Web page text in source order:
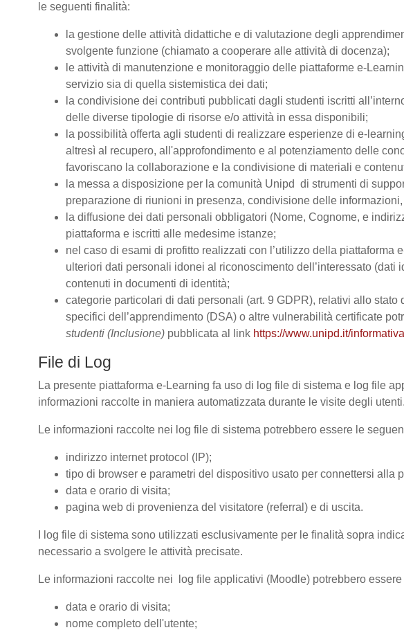
le seguenti finalità:
la gestione delle attività didattiche e di valutazione degli
svolgente funzione (chiamato a cooperare alle attività di docenza);
le attività di manutenzione e monitoraggio delle piattaforme e-
servizio sia di quella sistemistica dei dati;
la condivisione dei contributi pubblicati dagli studenti iscritti
delle diverse tipologie di risorse e/o attività in essa disponibili;
la possibilità offerta agli studenti di realizzare esperienze di e-
altresì al recupero, all'approfondimento e al potenziamento delle
favoriscano la collaborazione e la condivisione di materiali e
la messa a disposizione per la comunità Unipd di strumenti di
preparazione di riunioni in presenza, condivisione delle
la diffusione dei dati personali obbligatori (Nome, Cognome, e
piattaforma e iscritti alle medesime istanze;
nel caso di esami di profitto realizzati con l’utilizzo della piattaforma
ulteriori dati personali idonei al riconoscimento dell’interessato (dati
contenuti in documenti di identità;
categorie particolari di dati personali (art. 9 GDPR), relativi allo
specifici dell’apprendimento (DSA) o altre vulnerabilità certificate
studenti (Inclusione) pubblicata al link https://www.unipd.it/
File di Log
La presente piattaforma e-Learning fa uso di log file di sistema e log file
informazioni raccolte in maniera automatizzata durante le visite degli utenti.
Le informazioni raccolte nei log file di sistema potrebbero essere le
indirizzo internet protocol (IP);
tipo di browser e parametri del dispositivo usato per connettersi alla
data e orario di visita;
pagina web di provenienza del visitatore (referral) e di uscita.
I log file di sistema sono utilizzati esclusivamente per le finalità sopra
necessario a svolgere le attività precisate.
Le informazioni raccolte nei log file applicativi (Moodle) potrebbero
data e orario di visita;
nome completo dell'utente;